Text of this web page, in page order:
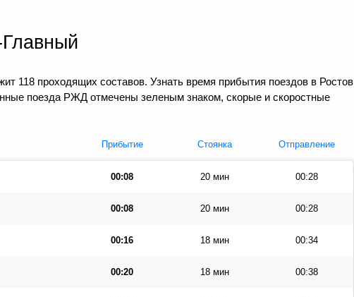
118 проходящих составов. Узнать время прибытия поездов в Ростов
поезда РЖД отмечены зеленым знаком, скорые и скоростные
Прибытие Стоянка Отправление
00:08 20 мин 00:28
00:08 20 мин 00:28
00:16 18 мин 00:34
00:20 18 мин 00:38